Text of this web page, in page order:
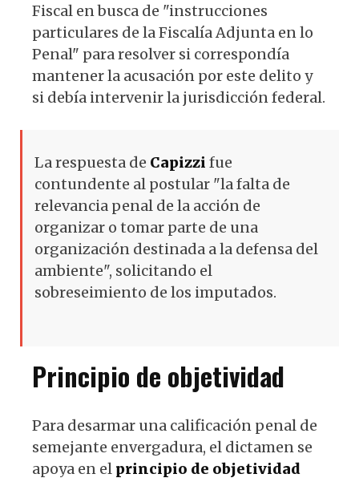
Fiscal en busca de "instrucciones
particulares de la Fiscalía Adjunta en lo
Penal" para resolver si correspondía
mantener la acusación por este delito y
si debía intervenir la jurisdicción federal.
La respuesta de Capizzi fue
contundente al postular "la falta de
relevancia penal de la acción de
organizar o tomar parte de una
organización destinada a la defensa del
ambiente", solicitando el
sobreseimiento de los imputados.
Principio de objetividad
Para desarmar una calificación penal de
semejante envergadura, el dictamen se
apoya en el principio de objetividad